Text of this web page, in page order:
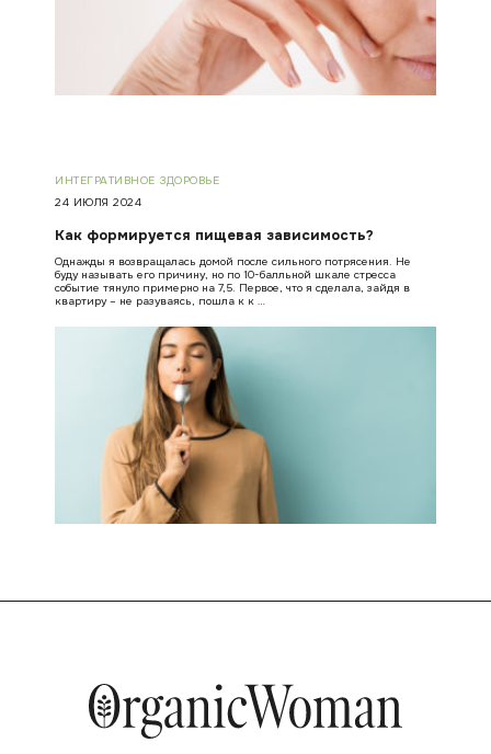
ИНТЕГРАТИВНОЕ ЗДОРОВЬЕ
24 ИЮЛЯ 2024
Как формируется пищевая зависимость?
Однажды я возвращалась домой после сильного потрясения. Не
буду называть его причину, но по 10-балльной шкале стресса
событие тянуло примерно на 7,5. Первое, что я сделала, зайдя в
квартиру – не разуваясь, пошла к к …